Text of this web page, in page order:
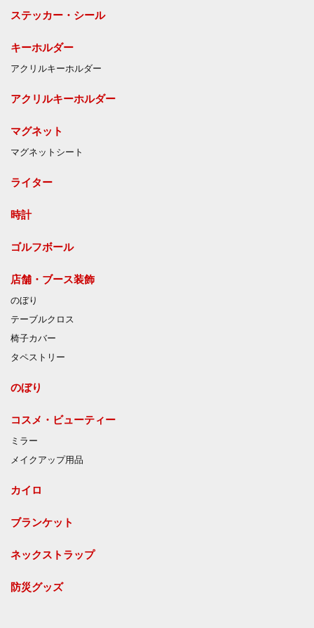
ステッカー・シール
キーホルダー
アクリルキーホルダー
アクリルキーホルダー
マグネット
マグネットシート
ライター
時計
ゴルフボール
店舗・ブース装飾
のぼり
テーブルクロス
椅子カバー
タペストリー
のぼり
コスメ・ビューティー
ミラー
メイクアップ用品
カイロ
ブランケット
ネックストラップ
防災グッズ